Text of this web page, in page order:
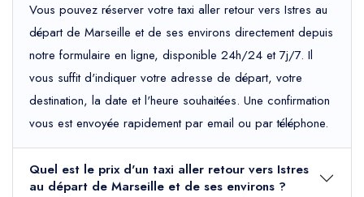
Vous pouvez réserver votre taxi aller retour vers Istres au
départ de Marseille et de ses environs directement depuis
notre formulaire en ligne, disponible 24h/24 et 7j/7. Il
vous suffit d'indiquer votre adresse de départ, votre
destination, la date et l'heure souhaitées. Une confirmation
vous est envoyée rapidement par email ou par téléphone.
Quel est le prix d'un taxi aller retour vers Istres
au départ de Marseille et de ses environs ?